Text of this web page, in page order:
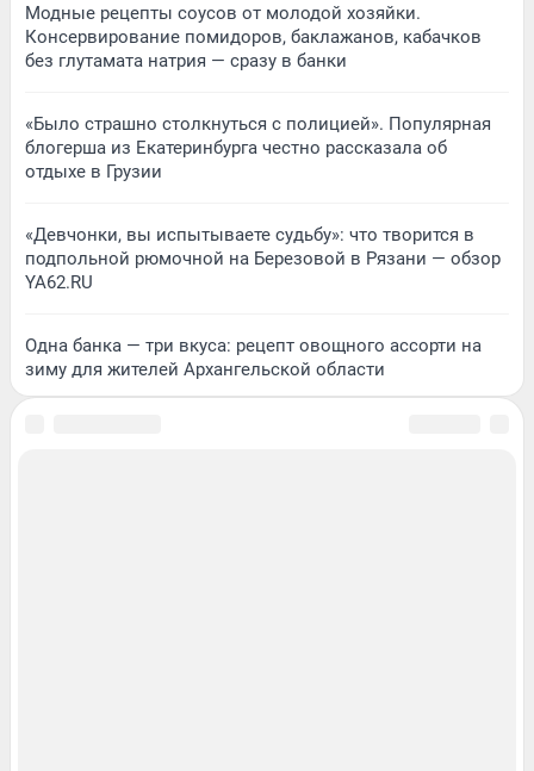
Модные рецепты соусов от молодой хозяйки.
Консервирование помидоров, баклажанов, кабачков
без глутамата натрия — сразу в банки
«Было страшно столкнуться с полицией». Популярная
блогерша из Екатеринбурга честно рассказала об
отдыхе в Грузии
«Девчонки, вы испытываете судьбу»: что творится в
подпольной рюмочной на Березовой в Рязани — обзор
YA62.RU
Одна банка — три вкуса: рецепт овощного ассорти на
зиму для жителей Архангельской области